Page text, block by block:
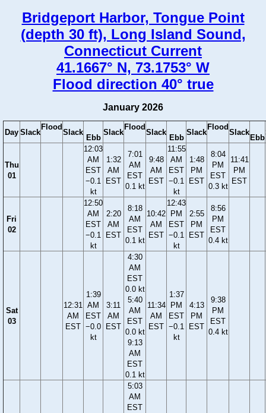
Bridgeport Harbor, Tongue Point
(depth 30 ft), Long Island Sound,
Connecticut Current
41.1667° N, 73.1753° W
Flood direction 40° true
January 2026
Day Slack
Flood
Slack
Ebb
Slack
Flood
Slack
Ebb
Slack
Flood
Slack
Ebb
Thu
01
12:03
AM
EST
−0.1
kt
1:32
AM
EST
7:01
AM
EST
0.1 kt
9:48
AM
EST
11:55
AM
EST
−0.1
kt
1:48
PM
EST
8:04
PM
EST
0.3 kt
11:41
PM
EST
Fri
02
12:50
AM
EST
−0.1
kt
2:20
AM
EST
8:18
AM
EST
0.1 kt
10:42
AM
EST
12:43
PM
EST
−0.1
kt
2:55
PM
EST
8:56
PM
EST
0.4 kt
Sat
03
12:31
AM
EST
1:39
AM
EST
−0.0
kt
3:11
AM
EST
4:30
AM
EST
0.0 kt
5:40
AM
EST
0.0 kt
9:13
AM
EST
0.1 kt
11:34
AM
EST
1:37
PM
EST
−0.1
kt
4:13
PM
EST
9:38
PM
EST
0.4 kt
5:03
AM
EST